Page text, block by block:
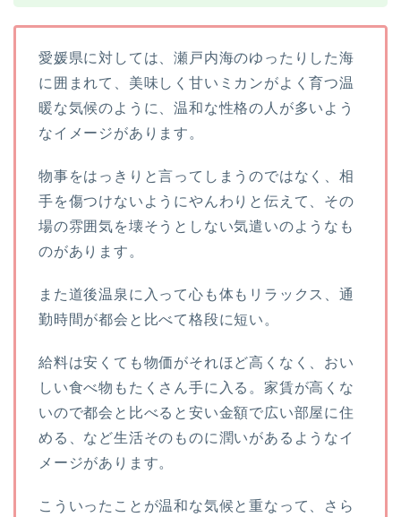
愛媛県に対しては、瀬戸内海のゆったりした海
に囲まれて、美味しく甘いミカンがよく育つ温
暖な気候のように、温和な性格の人が多いよう
なイメージがあります。
物事をはっきりと言ってしまうのではなく、相
手を傷つけないようにやんわりと伝えて、その
場の雰囲気を壊そうとしない気遣いのようなも
のがあります。
また道後温泉に入って心も体もリラックス、通
勤時間が都会と比べて格段に短い。
給料は安くても物価がそれほど高くなく、おい
しい食べ物もたくさん手に入る。家賃が高くな
いので都会と比べると安い金額で広い部屋に住
める、など生活そのものに潤いがあるようなイ
メージがあります。
こういったことが温和な気候と重なって、さら